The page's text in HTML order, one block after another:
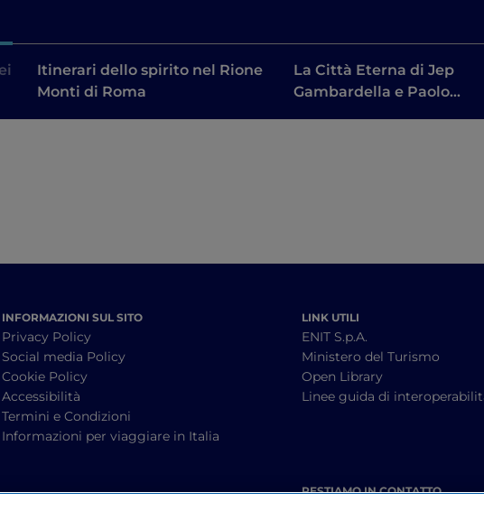
Itinerari dello spirito nel Rione
Monti di Roma
La Città Eterna di Jep
Gambardella e Paolo
INFORMAZIONI SUL SITO
Privacy Policy
Social media Policy
Cookie Policy
Accessibilità
Termini e Condizioni
Informazioni per viaggiare in Italia
LINK UTILI
ENIT S.p.A.
Ministero del Turismo
Open Library
Linee guida di
RESTIAMO IN CONTATTO